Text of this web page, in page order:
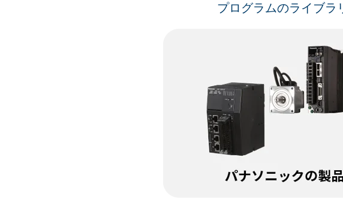
プログラムのライブラ